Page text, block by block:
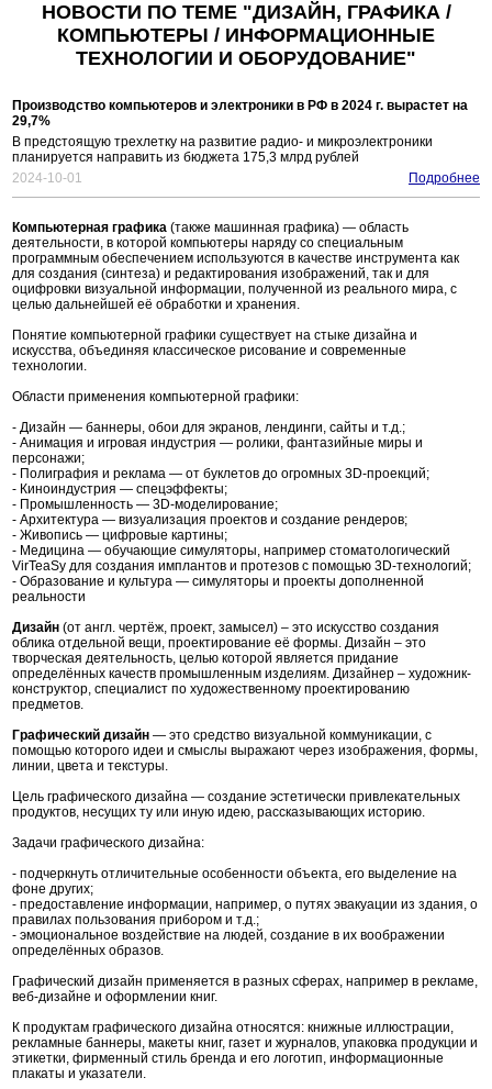
НОВОСТИ ПО ТЕМЕ "ДИЗАЙН, ГРАФИКА /
КОМПЬЮТЕРЫ / ИНФОРМАЦИОННЫЕ
ТЕХНОЛОГИИ И ОБОРУДОВАНИЕ"
Производство компьютеров и электроники в РФ в 2024 г. вырастет на
29,7%
В предстоящую трехлетку на развитие радио- и микроэлектроники
планируется направить из бюджета 175,3 млрд рублей
2024-10-01
Подробнее
Компьютерная графика (также машинная графика) — область
деятельности, в которой компьютеры наряду со специальным
программным обеспечением используются в качестве инструмента как
для создания (синтеза) и редактирования изображений, так и для
оцифровки визуальной информации, полученной из реального мира, с
целью дальнейшей её обработки и хранения.
Понятие компьютерной графики существует на стыке дизайна и
искусства, объединяя классическое рисование и современные
технологии.
Области применения компьютерной графики:
- Дизайн — баннеры, обои для экранов, лендинги, сайты и т.д.;
- Анимация и игровая индустрия — ролики, фантазийные миры и
персонажи;
- Полиграфия и реклама — от буклетов до огромных 3D-проекций;
- Киноиндустрия — спецэффекты;
- Промышленность — 3D-моделирование;
- Архитектура — визуализация проектов и создание рендеров;
- Живопись — цифровые картины;
- Медицина — обучающие симуляторы, например стоматологический
VirTeaSy для создания имплантов и протезов с помощью 3D-технологий;
- Образование и культура — симуляторы и проекты дополненной
реальности
Дизайн (от англ. чертёж, проект, замысел) – это искусство создания
облика отдельной вещи, проектирование её формы. Дизайн – это
творческая деятельность, целью которой является придание
определённых качеств промышленным изделиям. Дизайнер – художник-
конструктор, специалист по художественному проектированию
предметов.
Графический дизайн — это средство визуальной коммуникации, с
помощью которого идеи и смыслы выражают через изображения, формы,
линии, цвета и текстуры.
Цель графического дизайна — создание эстетически привлекательных
продуктов, несущих ту или иную идею, рассказывающих историю.
Задачи графического дизайна:
- подчеркнуть отличительные особенности объекта, его выделение на
фоне других;
- предоставление информации, например, о путях эвакуации из здания, о
правилах пользования прибором и т.д.;
- эмоциональное воздействие на людей, создание в их воображении
определённых образов.
Графический дизайн применяется в разных сферах, например в рекламе,
веб-дизайне и оформлении книг.
К продуктам графического дизайна относятся: книжные иллюстрации,
рекламные баннеры, макеты книг, газет и журналов, упаковка продукции и
этикетки, фирменный стиль бренда и его логотип, информационные
плакаты и указатели.